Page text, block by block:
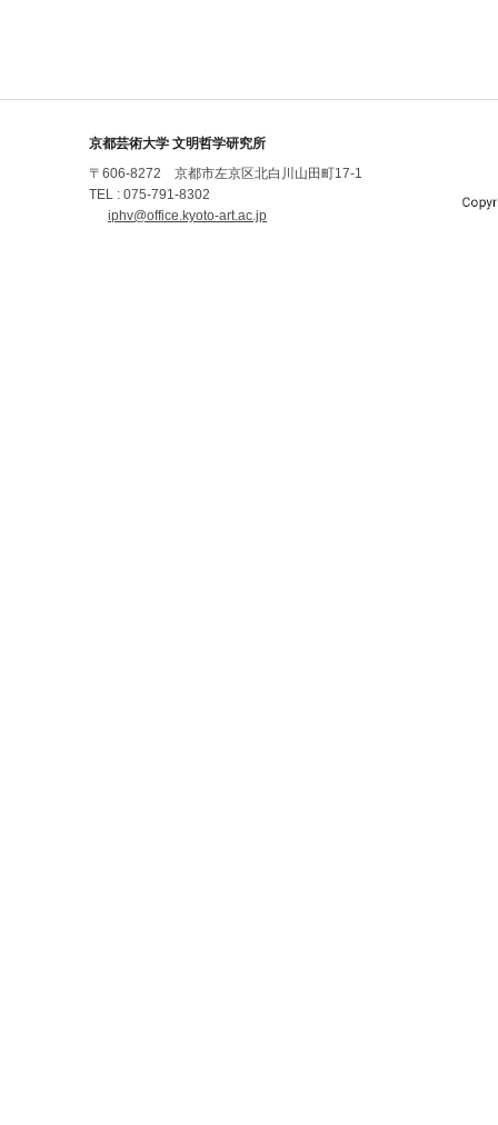
京都芸術大学 文明哲学研究所
〒606-8272 京都市左京区北白川山田町17-1
TEL : 075-791-8302
iphv@office.kyoto-art.ac.jp